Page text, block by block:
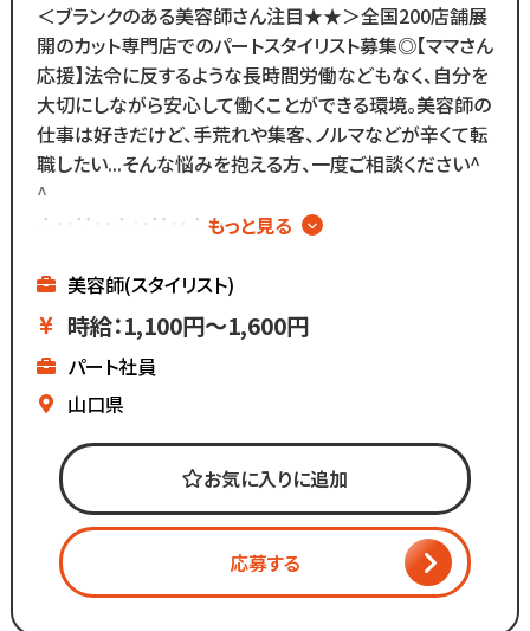
＜ブランクのある美容師さん注目★★＞全国200店舗展
開のカット専門店でのパートスタイリスト募集◎【ママさん
応援】法令に反するような長時間労働などもなく、自分を
大切にしながら安心して働くことができる環境。美容師の
仕事は好きだけど、手荒れや集客、ノルマなどが辛くて転
職したい...そんな悩みを抱える方、一度ご相談ください^
^
∴‥∵‥∴‥∵‥∴‥
▼週2日～、1日4時間～OK
▼ブランクがあっても安心
▼全国200店舗展開
▼地域に愛される安心経営
∴‥∵‥∴‥∵‥∴‥
・接客
・お会計
・カット
・ブロー
もっと見る
美容師(スタイリスト)
時給：1,100円～1,600円
パート社員
山口県
お気に入りに追加
応募する